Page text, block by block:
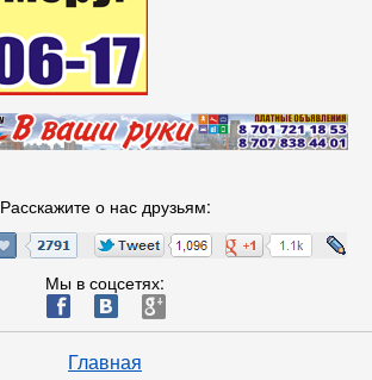
Расскажите о нас друзьям:
Мы в соцсетях:
ä æ è
Главная